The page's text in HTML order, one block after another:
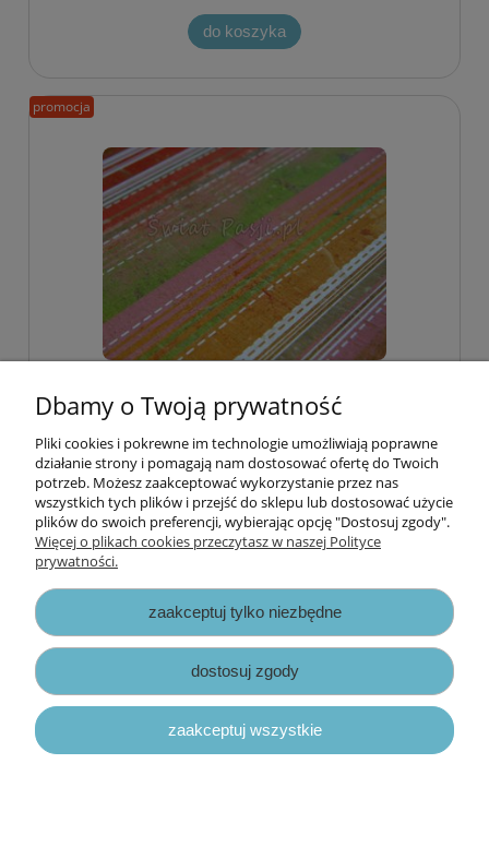
do koszyka
papier scrapbook Basic Grey - green at
heart [gah2129]
2,70 zł
Cena regularna:3,90 zł
Najniższa cena:3,90 zł
do koszyka
promocja
promocja
Dbamy o Twoją prywatność
Pliki cookies i pokrewne im technologie umożliwiają poprawne
działanie strony i pomagają nam dostosować ofertę do Twoich
potrzeb. Możesz zaakceptować wykorzystanie przez nas
wszystkich tych plików i przejść do sklepu lub dostosować użycie
plików do swoich preferencji, wybierając opcję "Dostosuj zgody".
Więcej o plikach cookies przeczytasz w naszej Polityce
prywatności.
zaakceptuj tylko niezbędne
dostosuj zgody
zaakceptuj wszystkie